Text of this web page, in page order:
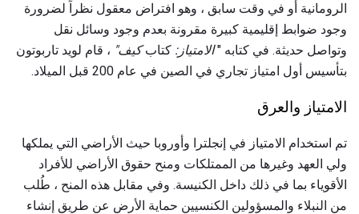
الرومانية أو في وقت سابق ، وهو افتراض معقول نظراً لضرورة
وجود ضوابط إقليمية كبيرة مقرونة بعدم وجود وسائل نقل
وتواصل حديثة. في كتابه "الامتياز: كتابكيف" ، قام لويد تاربوتون
بتأسيس أول امتياز تجاري في الصين في عام 200 قبل الميلاد.
الامتياز والعرق
تم استخدام الامتياز في إنجلترا وأوروبا حيث الأراضي التي يملكها
ولي العهد وغيرها من الممتلكات ومنح حقوق الأراضي للأفراد
الأقوياء بما في ذلك داخل الكنيسة. وفي مقابل هذه المنح ، طُلب
من النبلاء والمسؤولين الكنسيين حماية الأرض عن طريق إنشاء